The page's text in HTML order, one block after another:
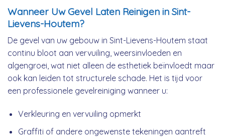
Wanneer Uw Gevel Laten Reinigen in Sint-
Lievens-Houtem?
De gevel van uw gebouw in Sint-Lievens-Houtem staat
continu bloot aan vervuiling, weersinvloeden en
algengroei, wat niet alleen de esthetiek beïnvloedt maar
ook kan leiden tot structurele schade. Het is tijd voor
een professionele gevelreiniging wanneer u:
Verkleuring en vervuiling opmerkt
Graffiti of andere ongewenste tekeningen aantreft